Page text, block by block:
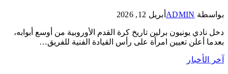
بواسطة ADMIN أبريل 12, 2026
دخل نادي يونيون برلين تاريخ كرة القدم الأوروبية من أوسع أبوابه،
بعدما أعلن تعيين امرأة على رأس القيادة الفنية للفريق…
آخر الأخبار